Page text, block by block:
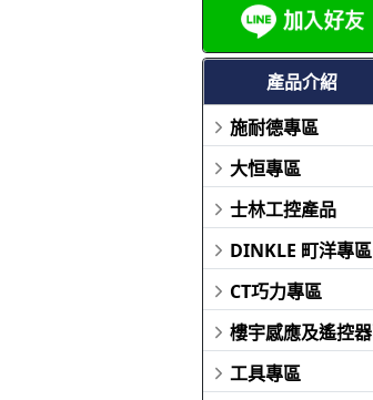
產品介紹
施耐德專區
大恒專區
士林工控產品
DINKLE 町洋專區
CT巧力專區
樓宇感應及遙控
工具專區